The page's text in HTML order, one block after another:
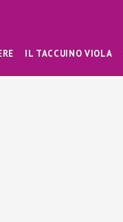
IL TACCUINO VIOLA